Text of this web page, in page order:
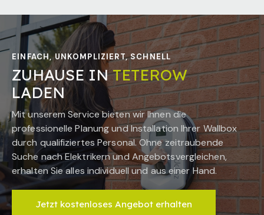
EINFACH, UNKOMPLIZIERT, SCHNELL
ZUHAUSE INTETEROW
LADEN
Mit unserem Service bieten wir Ihnen die
professionelle Planung und Installation Ihrer Wallbox
durch qualifiziertes Personal. Ohne zeitraubende
Suche nach Elektrikern und Angebotsvergleichen,
erhalten Sie alles individuell und aus einer Hand.
Jetzt kostenloses Angebot erhalten